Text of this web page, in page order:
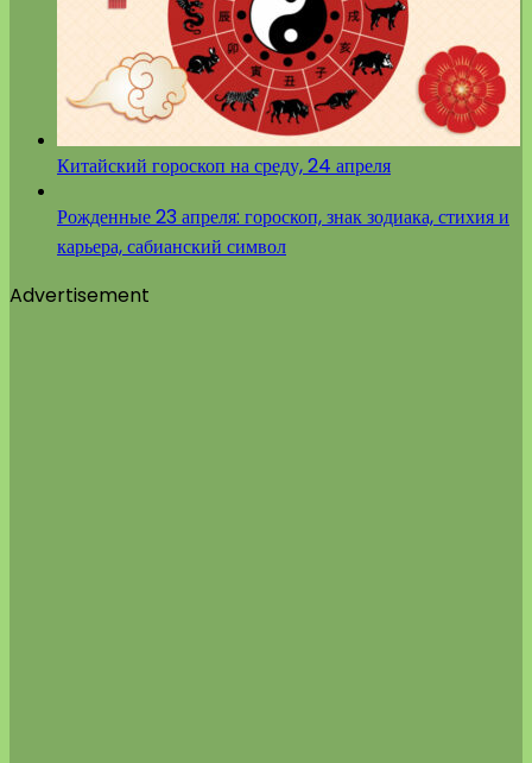
Китайский гороскоп на среду, 24 апреля
Рожденные 23 апреля: гороскоп, знак зодиака, стихия и
карьера, сабианский символ
Advertisement